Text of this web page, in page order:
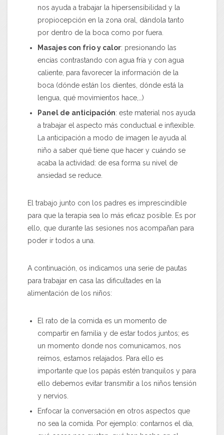
nos ayuda a trabajar la hipersensibilidad y la
propiocepción en la zona oral, dándola tanto
por dentro de la boca como por fuera.
Masajes con frio y calor: presionando las
encías contrastando con agua fría y con agua
caliente, para favorecer la información de la
boca (dónde están los dientes, dónde está la
lengua, qué movimientos hace,…)
Panel de anticipación: este material nos ayuda
a trabajar el aspecto más conductual e inflexible.
La anticipación a modo de imagen le ayuda al
niño a saber qué tiene que hacer y cuándo se
acaba la actividad: de esa forma su nivel de
ansiedad se reduce.
El trabajo junto con los padres es imprescindible
para que la terapia sea lo más eficaz posible. Es por
ello, que durante las sesiones nos acompañan para
poder ir todos a una.
A continuación, os indicamos una serie de pautas
para trabajar en casa las dificultades en la
alimentación de los niños:
El rato de la comida es un momento de
compartir en familia y de estar todos juntos; es
un momento donde nos comunicamos, nos
reímos, estamos relajados. Para ello es
importante que los papás estén tranquilos y para
ello debemos evitar transmitir a los niños tensión
y nervios.
Enfocar la conversación en otros aspectos que
no sea la comida. Por ejemplo: contarnos el día,